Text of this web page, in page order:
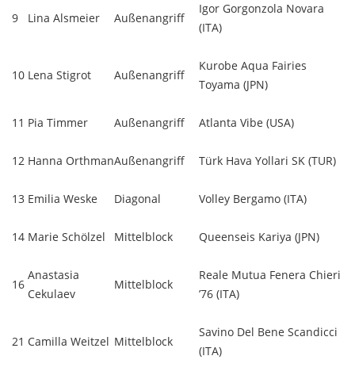
9 Lina Alsmeier Außenangriff
Igor Gorgonzola Novara
(ITA)
10 Lena Stigrot Außenangriff
Kurobe Aqua Fairies
Toyama (JPN)
11 Pia Timmer Außenangriff Atlanta Vibe (USA)
12 Hanna OrthmanAußenangriff Türk Hava Yollari SK (TUR)
13 Emilia Weske Diagonal Volley Bergamo (ITA)
14 Marie Schölzel Mittelblock Queenseis Kariya (JPN)
16
Anastasia
Cekulaev
Mittelblock
Reale Mutua Fenera Chieri
’76 (ITA)
21 Camilla Weitzel Mittelblock
Savino Del Bene Scandicci
(ITA)